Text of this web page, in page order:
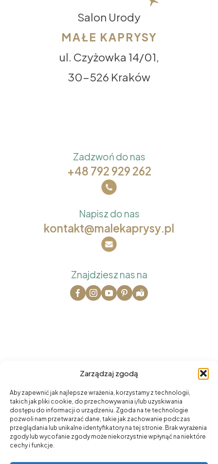
Zarządzaj zgodą
Aby zapewnić jak najlepsze wrażenia, korzystamy z technologii,
takich jak pliki cookie, do przechowywania i/lub uzyskiwania
dostępu do informacji o urządzeniu. Zgoda na te technologie
pozwoli nam przetwarzać dane, takie jak zachowanie podczas
przeglądania lub unikalne identyfikatory na tej stronie. Brak wyrażenia
zgody lub wycofanie zgody może niekorzystnie wpłynąć na niektóre
cechy i funkcje.
Salon Urody
MAŁE KAPRYSY
ul. Czyżowka 14/01,
30-526 Kraków
Zadzwoń do nas
+48 792 929 262
Napisz do nas
kontakt@malekaprysy.pl
Znajdziesz nas na
Na skróty
O nas
Oferta
Cennik